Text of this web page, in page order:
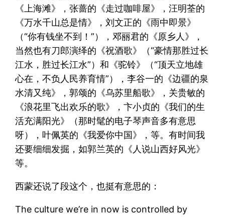
《上海滩》，张蔷的《走过咖啡屋》，汪明荃的
《万水千山总是情》，刘文正的《雨中即景》
（“你有钱坐不到！”），邓丽君的《原乡人》，
当然也有刀郎演绎的《祝酒歌》（“豪情那胜过长
江水，胜过长江水”）和《驼铃》（“顶天立地雄
心在，不负人民养育情”），李谷一的《边疆的泉
水清又纯》，郭颂的《乌苏里船歌》，关贵敏的
《浪花里飞出欢乐的歌》，卞小贞的《我们的生
活充满阳光》（那时髦的电子琴声音多有意思
呀），叶佩英的《我爱你中国》，等。有时间我
还要细细发掘，如郭兰英的《人说山西好风光》
等。
西蒙还说了段这个，也挺有意思的：
The culture we’re in now is controlled by